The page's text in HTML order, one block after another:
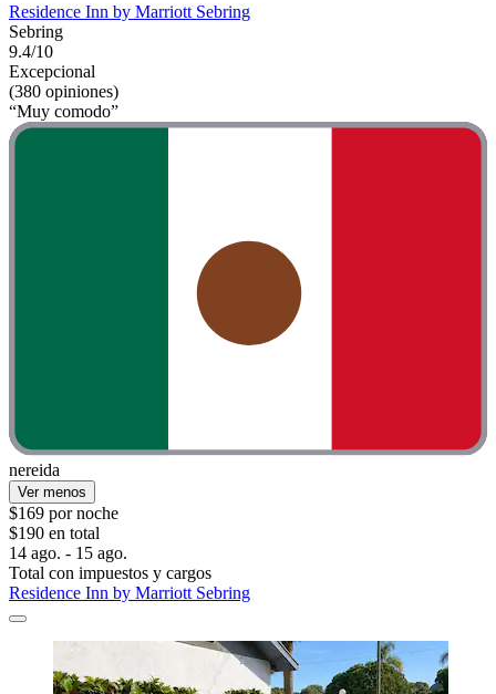
Residence Inn by Marriott Sebring
Sebring
9.4/10
Excepcional
(380 opiniones)
“Muy comodo”
nereida
Ver menos
$169 por noche
$190 en total
14 ago. - 15 ago.
Total con impuestos y cargos
Residence Inn by Marriott Sebring